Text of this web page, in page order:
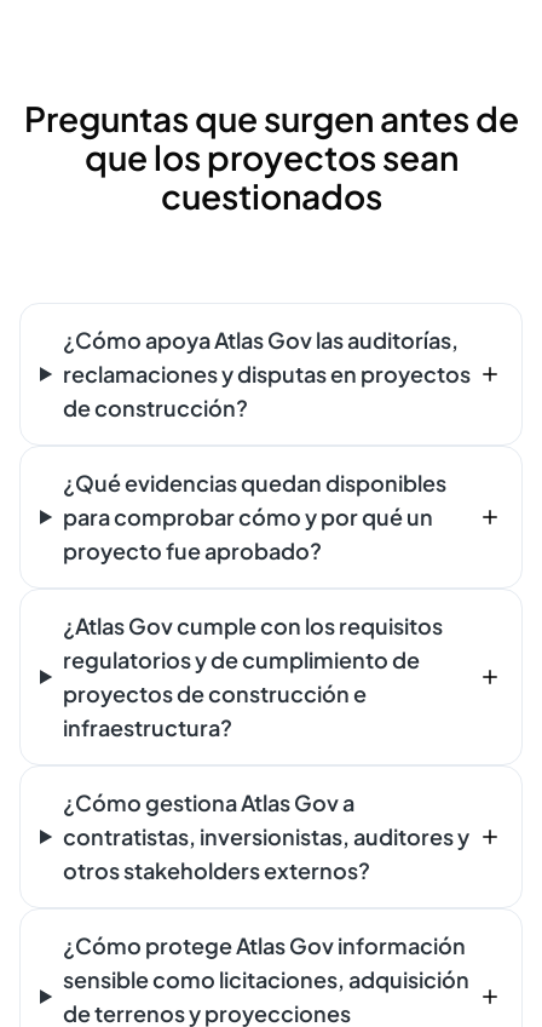
Preguntas que surgen antes de
que los proyectos sean
cuestionados
¿Cómo apoya Atlas Gov las auditorías,
reclamaciones y disputas en proyectos
de construcción?
¿Qué evidencias quedan disponibles
para comprobar cómo y por qué un
proyecto fue aprobado?
¿Atlas Gov cumple con los requisitos
regulatorios y de cumplimiento de
proyectos de construcción e
infraestructura?
¿Cómo gestiona Atlas Gov a
contratistas, inversionistas, auditores y
otros stakeholders externos?
¿Cómo protege Atlas Gov información
sensible como licitaciones, adquisición
de terrenos y proyecciones